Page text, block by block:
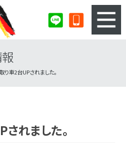
り車2台UPされました。
れました。